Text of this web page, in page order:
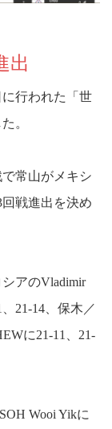
出
行われた「世
。
常山がメキシ
戦進出を決め
アのVladimir
21-14、保木／
に21-11、21-
Wooi Yikに